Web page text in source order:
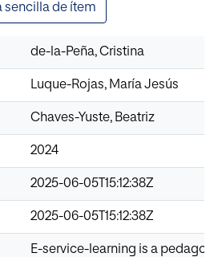
sencilla de ítem
de-la-Peña, Cristina
Luque-Rojas, María Jesús
Chaves-Yuste, Beatriz
2024
2025-06-05T15:12:38Z
2025-06-05T15:12:38Z
E-service-learning is a